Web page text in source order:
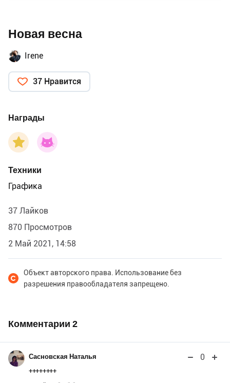
Новая весна
Irene
37 Нравится
Награды
Техники
Графика
37 Лайков
870 Просмотров
2 Май 2021, 14:58
Объект авторского права. Использование без
разрешения правообладателя запрещено.
Комментарии 2
Сасновская Наталья 0
++++++++